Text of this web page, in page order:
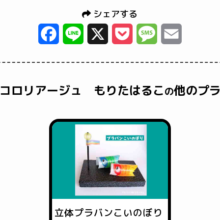
シェアする
FacebookLine Pocket Message
ロリアージュ もりたはるこの他のプ
立体プラバンこいのぼり